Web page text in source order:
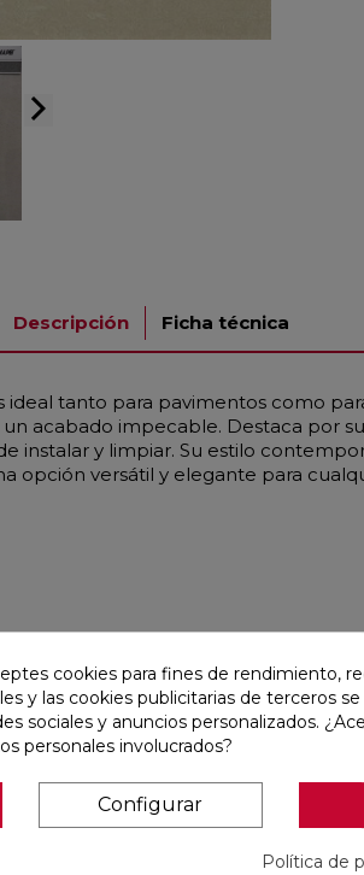
arrow_forward_ios
Descripción Ficha técnica
tanto para pavimentos como
acabado impecable. Destaca por
y limpiar. Su estilo
opción versátil y elegante para
favorite
cookies para fines de rendimiento,
y las cookies publicitarias de terceros
sociales y anuncios personalizados.
personales involucrados?
Configurar
Política de